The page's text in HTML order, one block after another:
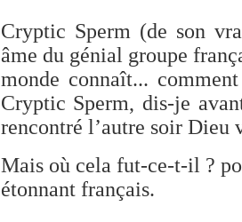
Cryptic Sperm (de son
âme du génial groupe
monde connaît...
Cryptic Sperm, dis-je
rencontré l’autre soir
Mais où cela fut-ce-t-il ?
étonnant français.